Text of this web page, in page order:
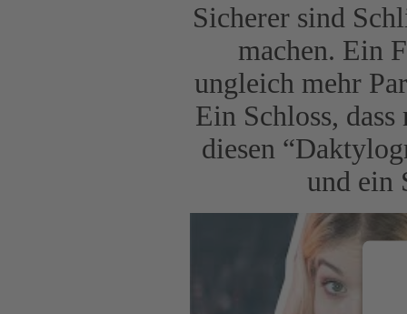
Sicherer sind
machen. Ein
ungleich mehr
Ein Schloss,
diesen
und ein